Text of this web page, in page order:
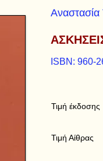
ISBN: 960-
Τιμή έκδοσης
Τιμή Αίθρας